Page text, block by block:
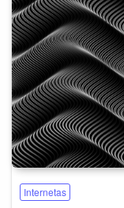
Internetas